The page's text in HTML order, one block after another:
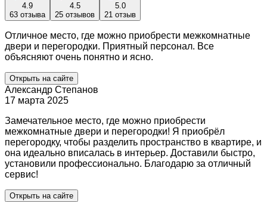
4.9
63 отзыва
4.5
25 отзывов
5.0
21 отзыв
Отличное место, где можно приобрести межкомнатные
двери и перегородки. Приятный персонал. Все
объясняют очень понятно и ясно.
Открыть на сайте
Александр Степанов
17 марта 2025
Замечательное место, где можно приобрести
межкомнатные двери и перегородки! Я приобрёл
перегородку, чтобы разделить пространство в квартире, и
она идеально вписалась в интерьер. Доставили быстро,
установили профессионально. Благодарю за отличный
сервис!
Открыть на сайте